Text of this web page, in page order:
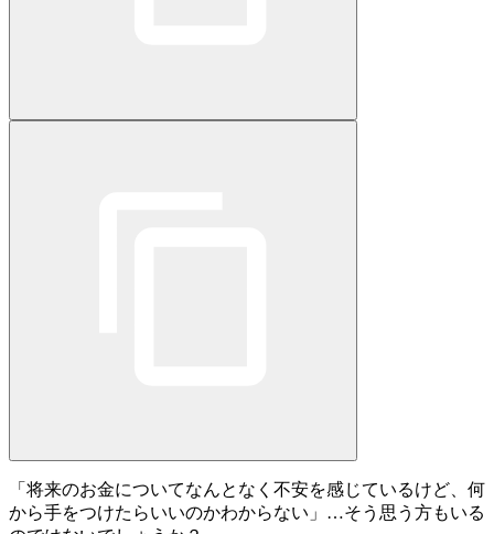
「 将来のお金についてなんとなく不安を感じているけど、何
から手をつけたらいいのかわからない 」…そう思う方もいる